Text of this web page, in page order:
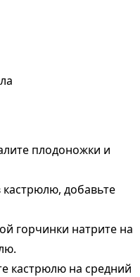
плодоножки и
добавьте
горчинки натрите на
кастрюлю на средний